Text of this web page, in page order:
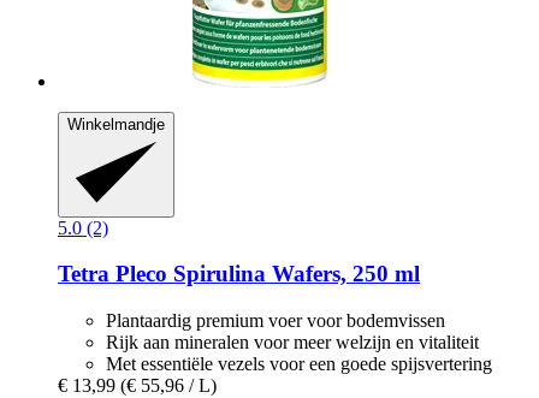
Winkelmandje
5.0 (2)
Tetra Pleco Spirulina Wafers, 250 ml
Plantaardig premium voer voor bodemvissen
Rijk aan mineralen voor meer welzijn en vitaliteit
Met essentiële vezels voor een goede spijsvertering
€ 13,99 (€ 55,96 / L)